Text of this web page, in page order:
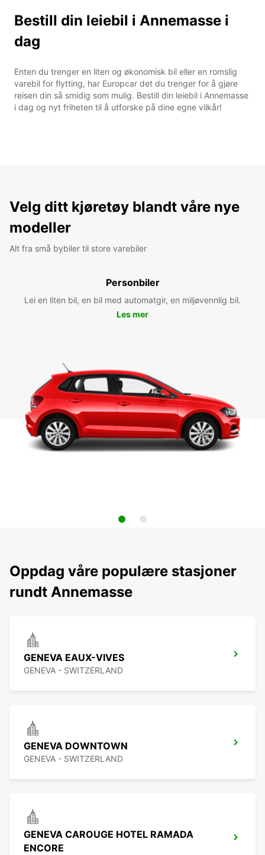
Bestill din leiebil i Annemasse i
dag
Enten du trenger en liten og økonomisk bil eller en romslig
varebil for flytting, har Europcar det du trenger for å gjøre
reisen din så smidig som mulig. Bestill din leiebil i Annemasse
i dag og nyt friheten til å utforske på dine egne vilkår!
Velg ditt kjøretøy blandt våre nye
modeller
Alt fra små bybiler til store varebiler
Personbiler
Lei en liten bil, en bil med automatgir, en miljøvennlig bil.
Les mer
Oppdag våre populære stasjoner
rundt Annemasse
GENEVA EAUX-VIVES
GENEVA - SWITZERLAND
GENEVA DOWNTOWN
GENEVA - SWITZERLAND
GENEVA CAROUGE HOTEL RAMADA
ENCORE